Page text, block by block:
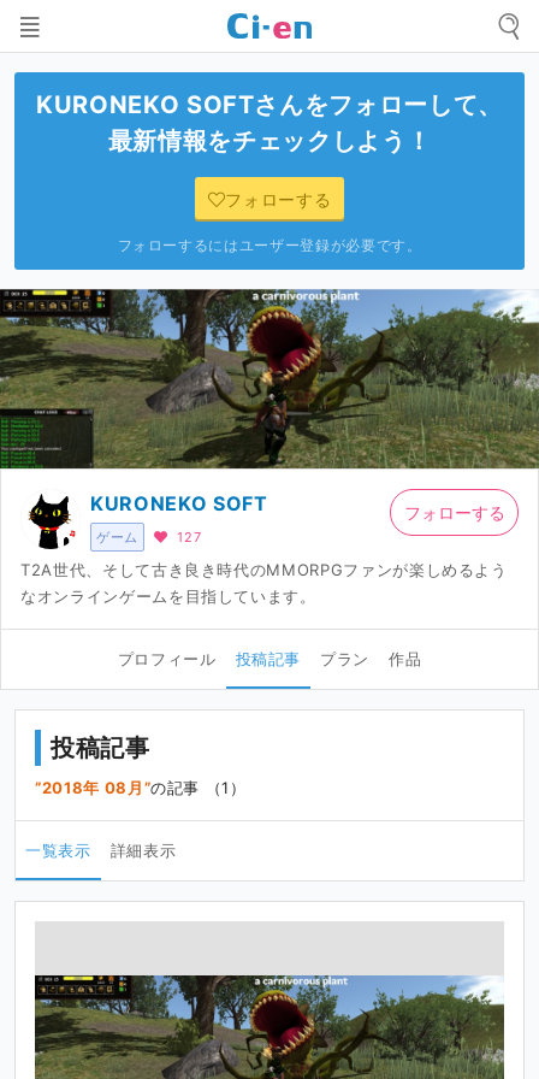
KURONEKO SOFTさんをフォローして、
最新情報をチェックしよう！
フォローする
フォローするにはユーザー登録が必要です。
ゲーム
KURONEKO SOFT
127
T2A世代、そして古き良き時代のMMORPGファンが楽しめるよう
なオンラインゲームを目指しています。
フォローする
プロフィール 投稿記事 プラン 作品
投稿記事
2018年 08月 の記事 （1）
一覧表示 詳細表示